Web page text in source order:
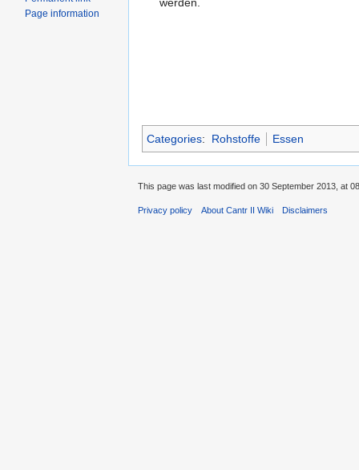
werden.
Categories: Rohstoffe Essen
Page information
This page was last modified on 30 September 2013, at
Privacy policy About Cantr II Wiki Disclaimers